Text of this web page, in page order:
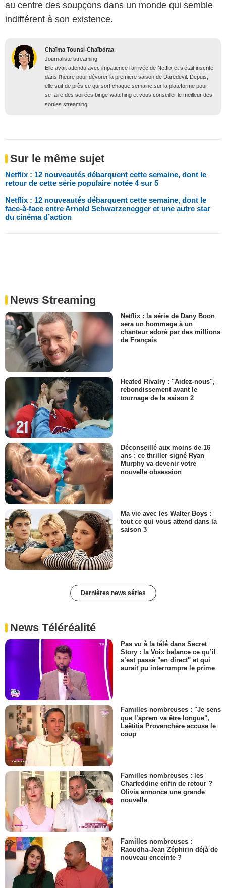
au centre des soupçons dans un monde qui semble
indifférent à son existence.
Chaïma Tounsi-Chaïbdraa
Journaliste streaming
Elle avait attendu avec impatience l’arrivée de Netflix et s’était inscrite
dans l’heure pour dévorer la première saison de Daredevil. Depuis,
elle suit de près ce qui sort chaque semaine sur la plateforme pour
se faire des soirées binge-watching et vous conseiller le meilleur des
sorties streaming.
Sur le même sujet
Netflix : 12 nouveautés débarquent cette semaine, dont le
retour de cette série populaire notée 4 sur 5
Netflix : 12 nouveautés débarquent cette semaine, dont le
face-à-face entre Arnold Schwarzenegger et une autre star
du cinéma d’action
News Streaming
Netflix : la série de Dany Boon
sera un hommage à un
chanteur adoré par des millions
de Français
Heated Rivalry : "Aidez-nous",
rebondissement avant le
tournage de la saison 2
Déconseillé aux moins de 16
ans : ce thriller signé Ryan
Murphy va devenir votre
nouvelle obsession
Ma vie avec les Walter Boys :
tout ce qui vous attend dans la
saison 3
Dernières news séries
News Téléréalité
Pas vu à la télé dans Secret
Story : la Voix balance ce qu’il
s’est passé "en direct" et qui
aurait pu interrompre le prime
Familles nombreuses : "Je sens
que l’aprem va être longue",
Laëtitia Provenchère accuse le
coup
Familles nombreuses : les
Charfeddine enfin de retour ?
Olivia annonce une grande
nouvelle
Familles nombreuses :
Raoudha-Jean Zéphirin déjà de
nouveau enceinte ?